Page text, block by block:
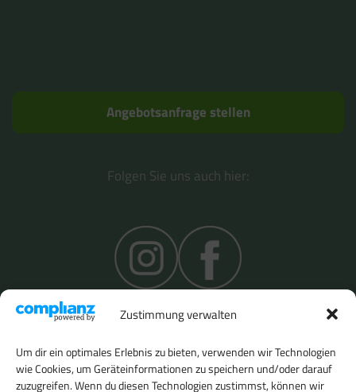
Zustimmung verwalten
Um dir ein optimales Erlebnis zu bieten, verwenden wir Technologien
wie Cookies, um Geräteinformationen zu speichern und/oder darauf
zuzugreifen. Wenn du diesen Technologien zustimmst, können wir
Angebotsanfrage stellen
Folgen Sie uns auch hier: